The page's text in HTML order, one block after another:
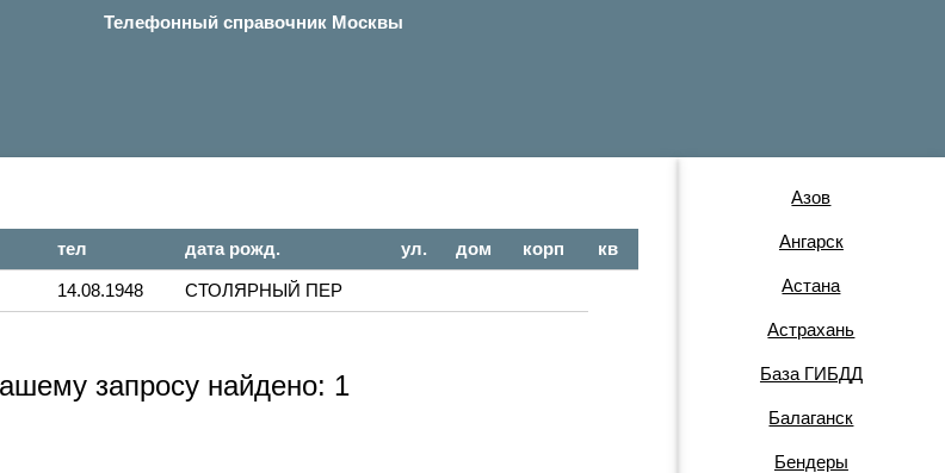
Телефонный справочник Москвы
тел дата рожд. ул. дом корп кв
14.08.1948 СТОЛЯРНЫЙ ПЕР
запросу найдено: 1
Азов
Ангарск
Астана
Астрахань
База ГИБДД
Балаганск
Бендеры